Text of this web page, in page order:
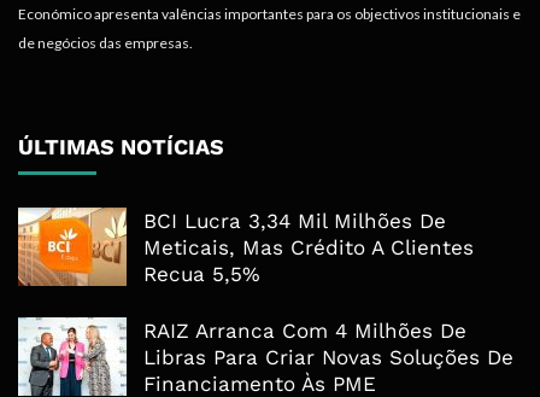
Económico apresenta valências importantes para os objectivos institucionais e
de negócios das empresas.
ÚLTIMAS NOTÍCIAS
BCI Lucra 3,34 Mil Milhões De
Meticais, Mas Crédito A Clientes
Recua 5,5%
RAIZ Arranca Com 4 Milhões De
Libras Para Criar Novas Soluções De
Financiamento Às PME